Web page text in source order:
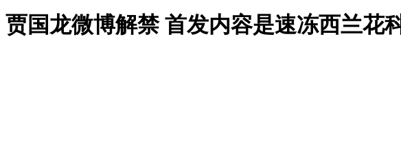
贾国龙微博解禁 首发内容是速冻西兰花